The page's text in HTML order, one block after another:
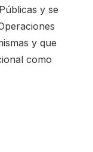
y se
y que
como